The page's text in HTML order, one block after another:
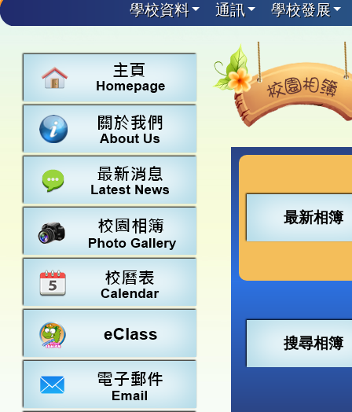
學校資料 通訊 學校發展
關於
學校資料
校長的話
行政架構
學校設施
學校
最新消息
學校發
計劃,報告及
主要
中文
英文
常識
學生
學生支援組
言語能力提
興趣及
課後興趣班
校隊活動
學生得
25-26得獎
24-25得獎
22-23得獎
20-21得獎
校園
校園相簿
校園電台
學校附
家長教師會
校友會